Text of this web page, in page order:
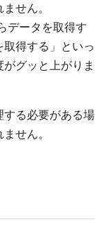
せん。
データを取得す
得する」といっ
グッと上がりま
する必要がある場
せん。